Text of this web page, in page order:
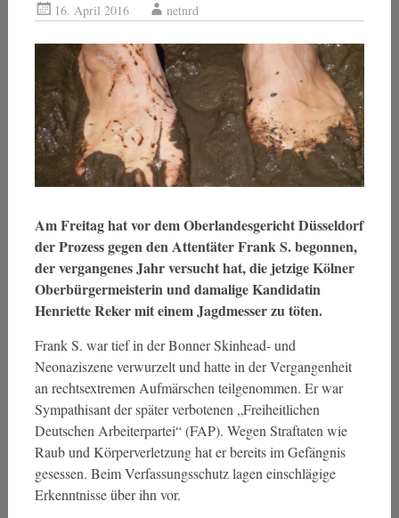
16. April 2016 netnrd
Am Freitag hat vor dem Oberlandesgericht Düsseldorf
der Prozess gegen den Attentäter Frank S. begonnen,
der vergangenes Jahr versucht hat, die jetzige Kölner
Oberbürgermeisterin und damalige Kandidatin
Henriette Reker mit einem Jagdmesser zu töten.
Frank S. war tief in der Bonner Skinhead- und
Neonaziszene verwurzelt und hatte in der Vergangenheit
an rechtsextremen Aufmärschen teilgenommen. Er war
Sympathisant der später verbotenen „Freiheitlichen
Deutschen Arbeiterpartei“ (FAP). Wegen Straftaten wie
Raub und Körperverletzung hat er bereits im Gefängnis
gesessen. Beim Verfassungsschutz lagen einschlägige
Erkenntnisse über ihn vor.